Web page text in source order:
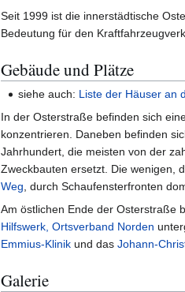
Seit 1999 ist die innerstädtische
Bedeutung für den
Gebäude und Plätze
siehe auch: Liste der Häuser an
In der Osterstraße befinden sich
konzentrieren. Daneben befinden
Jahrhundert, die meisten von der
Zweckbauten ersetzt. Die wenigen,
Weg , durch Schaufensterfronten
Am östlichen Ende der Osterstraße
Hilfswerk, Ortsverband Norden
Emmius-Klinik und das Johann-
Galerie